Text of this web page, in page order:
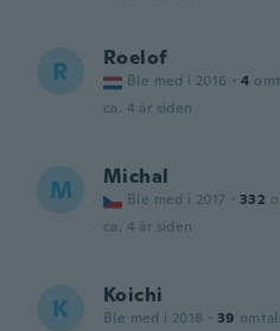
R Roelof
Ble med i 2016 · 4
ca. 4 år siden
M Michal
Ble med i 2017 · 332
ca. 4 år siden
K Koichi
Ble med i 2018 · 39